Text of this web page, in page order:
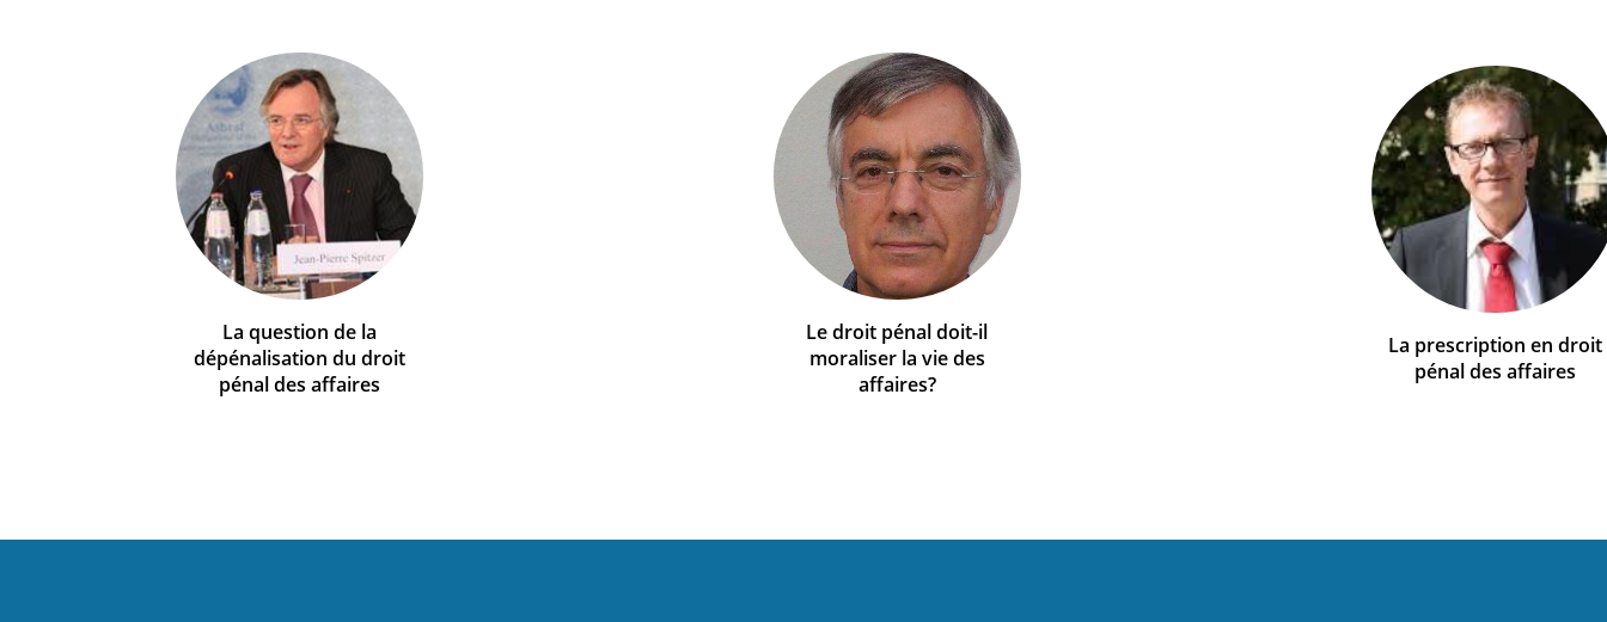
La question de la
dépénalisation du droit
pénal des affaires
Le droit pénal doit-il
moraliser la vie des
affaires?
La prescription en droit
pénal des affaires